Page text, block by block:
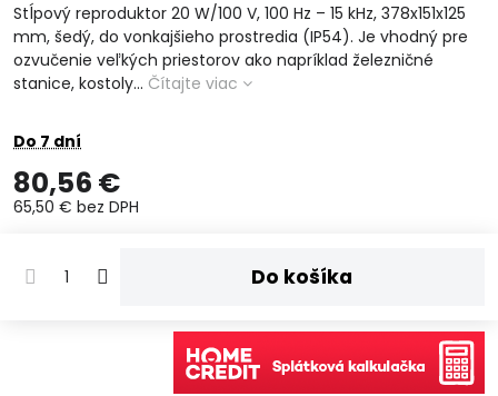
Stĺpový reproduktor 20 W/100 V, 100 Hz – 15 kHz, 378x151x125
mm, šedý, do vonkajšieho prostredia (IP54). Je vhodný pre
ozvučenie veľkých priestorov ako napríklad železničné
stanice, kostoly... Čítajte viac
Do 7 dní
80,56 €
65,50 € bez DPH
Do košíka